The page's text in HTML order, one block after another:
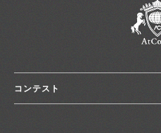
コンテスト